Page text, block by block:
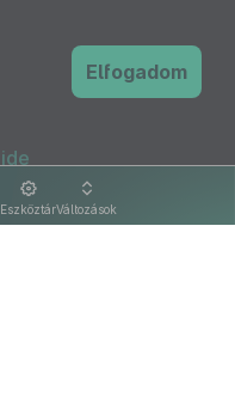
EszköztárVáltozások
ide
Elfogadom